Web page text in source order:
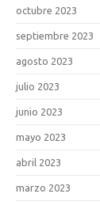
octubre 2023
septiembre 2023
agosto 2023
julio 2023
junio 2023
mayo 2023
abril 2023
marzo 2023